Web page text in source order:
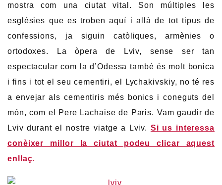
mostra com una ciutat vital. Son múltiples les
esglésies que es troben aquí i allà de tot tipus de
confessions, ja siguin catòliques, armènies o
ortodoxes. La òpera de Lviv, sense ser tan
espectacular com la d’Odessa també és molt bonica
i fins i tot el seu cementiri, el Lychakivskiy, no té res
a envejar als cementiris més bonics i coneguts del
món, com el Pere Lachaise de Paris. Vam gaudir de
Lviv durant el nostre viatge a Lviv. Si us interessa
conèixer millor la ciutat podeu clicar aquest
enllaç.